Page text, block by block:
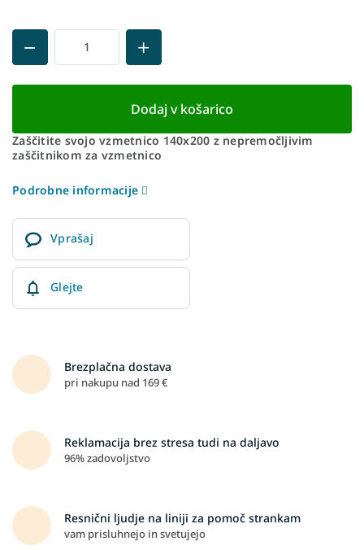
Dodaj v košarico
Zaščitite svojo vzmetnico 140x200 z nepremočljivim
zaščitnikom za vzmetnico
Podrobne informacije
Vprašaj
Glejte
Brezplačna dostava
pri nakupu nad 169 €
Reklamacija brez stresa tudi na daljavo
96% zadovoljstvo
Resnični ljudje na liniji za pomoč strankam
vam prisluhnejo in svetujejo